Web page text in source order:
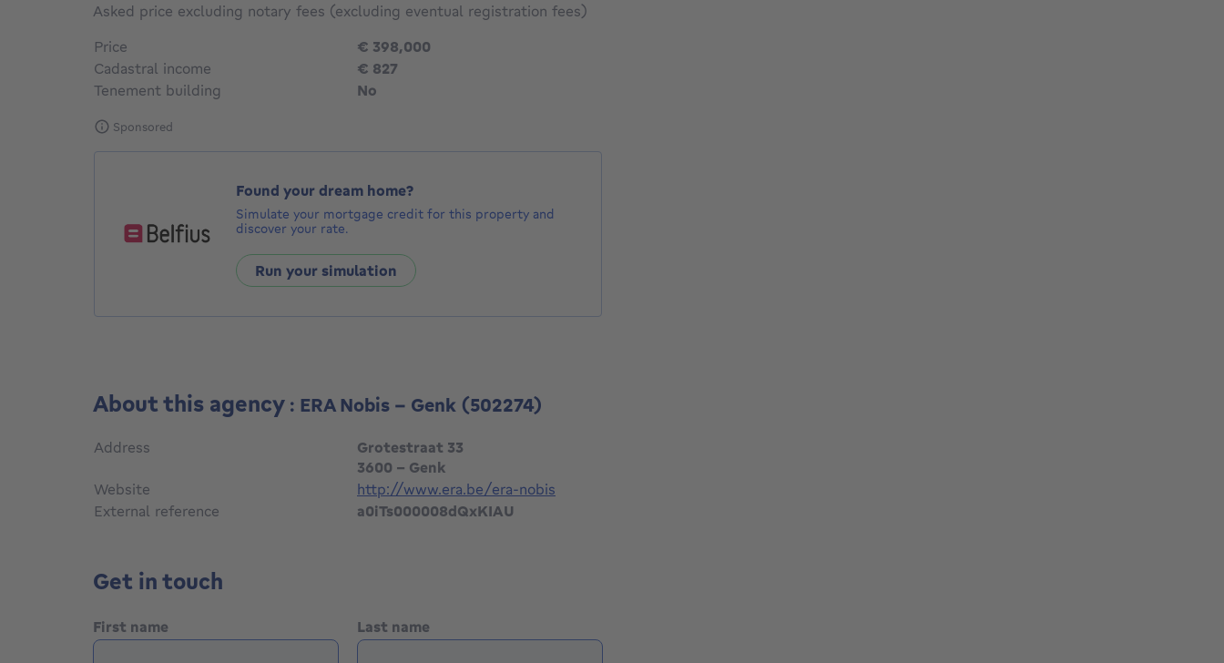
Asked price excluding notary fees (excluding eventual registration fees)
Price
€ 398,000
Cadastral income
€ 827
Tenement building
No
Sponsored
Found your dream home?
Simulate your mortgage credit for this property and
discover your rate.
Run your simulation
About this agency : ERA Nobis - Genk (502274)
Address
Grotestraat 33
3600 - Genk
Website
http://www.era.be/era-nobis
External reference
a0iTs000008dQxKIAU
Get in touch
First name Last name